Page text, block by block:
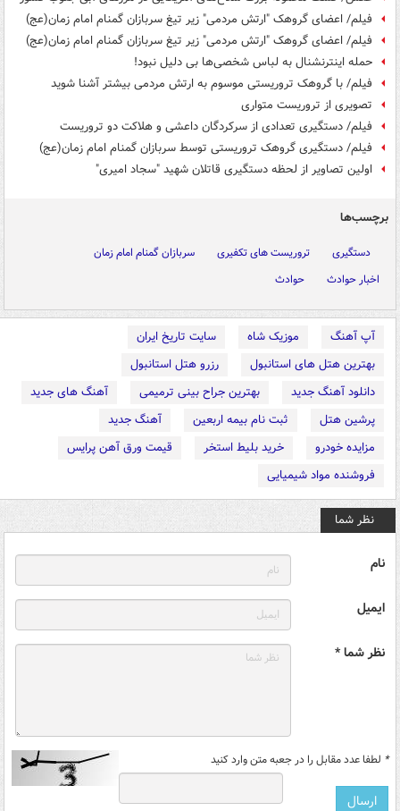
فیلم/ اعضای گروهک "ارتش مردمی" زیر تیغ سربازان گمنام امام زمان(عج)
فیلم/ اعضای گروهک "ارتش مردمی" زیر تیغ سربازان گمنام امام زمان(عج)
حمله اینترنشنال به لباس شخصی‌ها بی دلیل نبود!
فیلم/ با گروهک تروریستی موسوم به ارتش مردمی بیشتر آشنا شوید
تصویری از تروریست متواری
فیلم/ دستگیری تعدادی از سرکردگان داعشی و هلاکت دو تروریست
فیلم/ دستگیری گروهک تروریستی توسط سربازان گمنام امام زمان(عج)
اولین تصاویر از لحظه دستگیری قاتلان شهید "سجاد امیری"
برچسب‌ها
دستگیری تروریست های تکفیری
سربازان گمنام امام زمان
اخبار حوادث
حوادث
آپ آهنگ موزیک شاه
سایت تاریخ ایران
بهترین هتل های استانبول
رزرو هتل استانبول
دانلود آهنگ جدید
بهترین جراح بینی ترمیمی
آهنگ های جدید
پرشین هتل
ثبت نام بیمه اربعین
آهنگ جدید
مزایده خودرو
خرید بلیط استخر
قیمت ورق آهن پرایس
فروشنده مواد شیمیایی
نظر شما
نام
ایمیل
نظر شما *
* لطفا عدد مقابل را در جعبه متن وارد کنید